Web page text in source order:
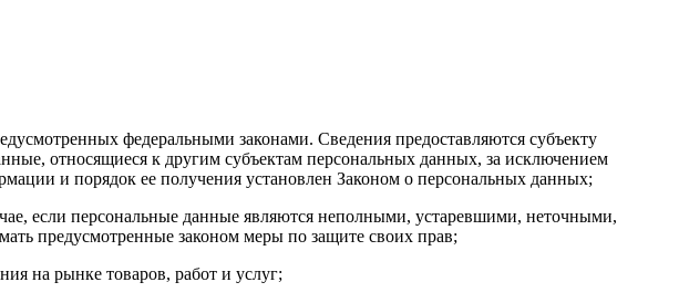
федеральными законами. Сведения предоставляются субъекту
относящиеся к другим субъектам персональных данных, за исключением
и порядок ее получения установлен Законом о персональных данных;
если персональные данные являются неполными, устаревшими, неточными,
предусмотренные законом меры по защите своих прав;
на рынке товаров, работ и услуг;